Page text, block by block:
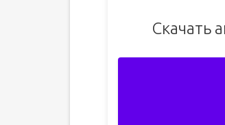
Скачать